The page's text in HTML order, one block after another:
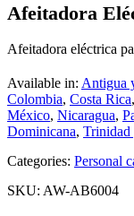
Afeitadora
Afeitadora eléctrica
Available in: Antigua
Colombia, Costa Rica,
México, Nicaragua,
Dominicana, Trinidad
Categories: Personal
SKU: AW-AB6004